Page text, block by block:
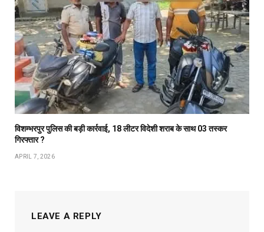
विशम्भरपुर पुलिस की बड़ी कार्रवाई, 18 लीटर विदेशी शराब के साथ 03 तस्कर
गिरफ्तार ?
APRIL 7, 2026
LEAVE A REPLY